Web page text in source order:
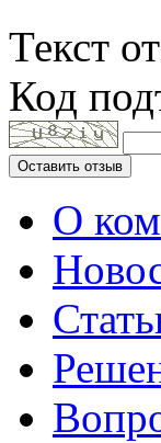
Текст
Код
Оставить отзыв
О